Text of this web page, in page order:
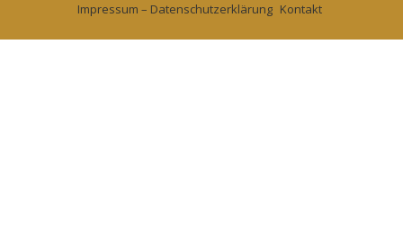
Impressum – Datenschutzerklärung Kontakt